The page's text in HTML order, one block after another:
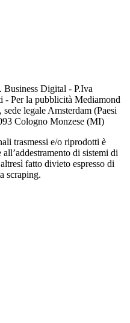
Business Digital - P.Iva
- Per la pubblicità Mediamond
legale Amsterdam (Paesi
Cologno Monzese (MI)
trasmessi e/o riprodotti è
di sistemi di
fatto divieto espresso di
scraping.